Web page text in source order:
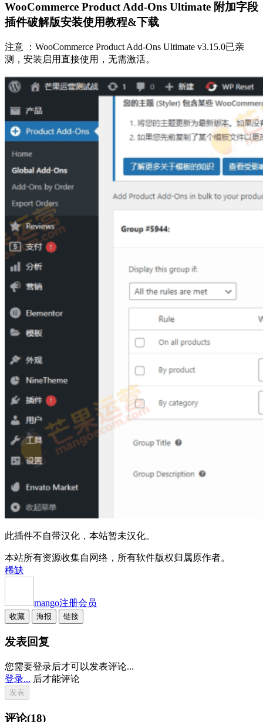
WooCommerce Product Add-Ons Ultimate 附加字段
插件破解版安装使用教程&下载
注意 ：WooCommerce Product Add-Ons Ultimate v3.15.0已亲
测，安装启用直接使用，无需激活。
此插件不自带汉化，本站暂未汉化。
本站所有资源收集自网络，所有软件版权归属原作者。
稀缺
mango注册会员
收藏 海报 链接
发表回复
您需要登录后才可以发表评论...
登录... 后才能评论
评论(18)